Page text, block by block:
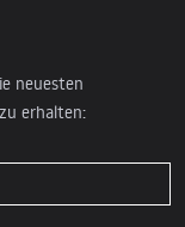
neuesten
erhalten: